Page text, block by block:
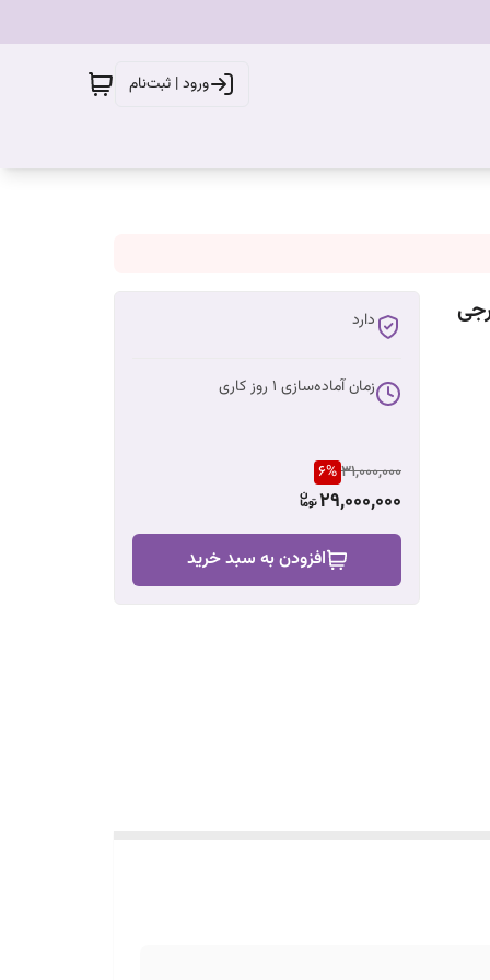
ورود | ثبت‌نام
دارد
زمان آماده‌سازی 1 روز کاری
31,000,000
6%
29,000,000
افزودن به سبد خرید